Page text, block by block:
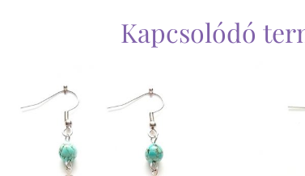
Kapcsolódó